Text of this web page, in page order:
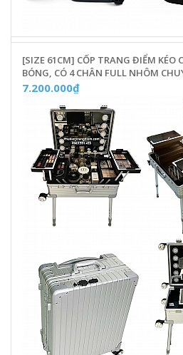
[SIZE 61CM] CỐP TRANG ĐIỂM KÉO
BÓNG, CÓ 4 CHÂN FULL NHÔM
7.200.000₫